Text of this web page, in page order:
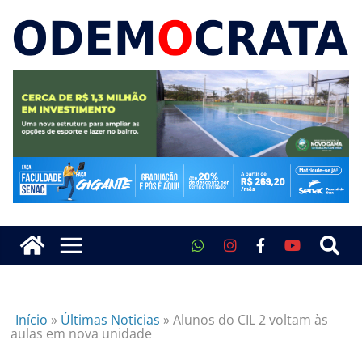
Início » Últimas Noticias »Alunos do CIL 2 voltam às
aulas em nova unidade